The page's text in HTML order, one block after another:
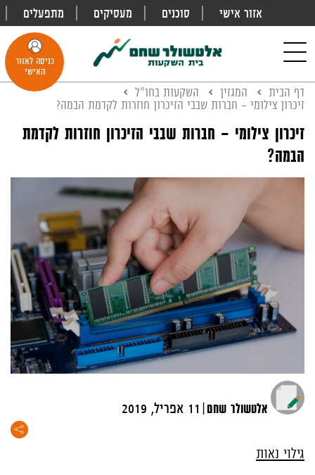
אזור אישי סוכנים מעסיקים מתפעלים
navigation
כניסה לאזור
האישי
דף הבית המגזין
השקעות בחו"ל
זיכרון צילומי - חברות שבבי הזיכרון חוזרות לקדמת הבמה?
זיכרון צילומי - חברות שבבי הזיכרון חוזרות לקדמת
הבמה?
אלטשולר שחם| 11 אפריל, 2019
גילוי נאות